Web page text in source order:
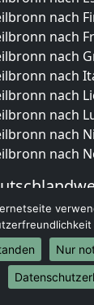
nach
nach
nach
nach
nach
nach
nach
nach
nach
nach
nach
nach
nach
Nur